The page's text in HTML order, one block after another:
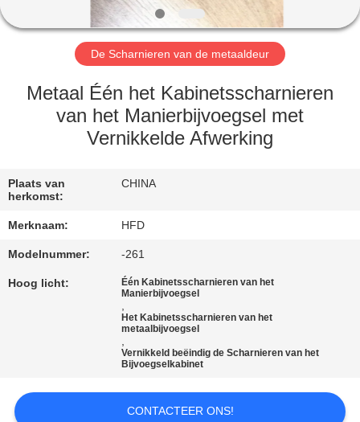
ONGEVEER
ONS
FABRIEKSREIS
KWALITEITSCONTROLE
CONTACTEER
NIEUWS
POLICY
De Scharnieren van de metaaldeur
Metaal Één het Kabinetsscharnieren
van het Manierbijvoegsel met
Vernikkelde Afwerking
Plaats van
herkomst:
CHINA
Merknaam: HFD
Modelnummer: -261
Hoog licht:
Één Kabinetsscharnieren van het
Manierbijvoegsel
,
Het Kabinetsscharnieren van het
metaalbijvoegsel
,
Vernikkeld beëindig de Scharnieren van het
Bijvoegselkabinet
CONTACTEER ONS!